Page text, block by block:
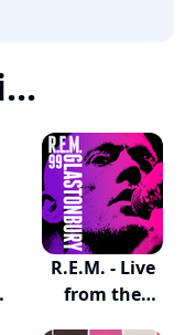
R.E.M. - Live
from the